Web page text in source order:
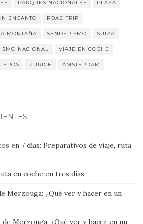
PARQUES NACIONALES PLAYA
ENCANTO ROAD TRIP
MONTAÑA SENDERISMO SUIZA
NACIONAL VIAJE EN COCHE
ZURICH ÁMSTERDAM
en 7 días: Preparativos de viaje, ruta
en coche en tres días
Merzouga: ¿Qué ver y hacer en un